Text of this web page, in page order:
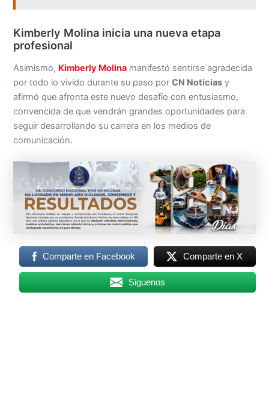
Kimberly Molina inicia una nueva etapa
profesional
Asimismo, Kimberly Molina manifestó sentirse agradecida
por todo lo vivido durante su paso porCN Noticias y
afirmó que afronta este nuevo desafío con entusiasmo,
convencida de que vendrán grandes oportunidades para
seguir desarrollando su carrera en los medios de
comunicación.
Comparte en Facebook Comparte en X
Siguenos